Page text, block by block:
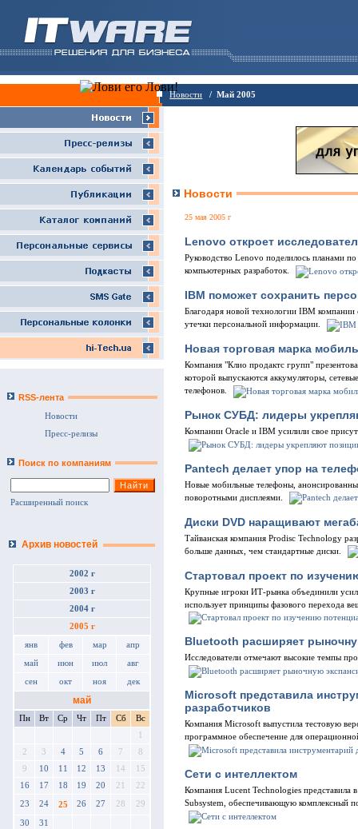
Новости / Май 2005
RSS-лента
Новости
Пресс-релизы
Поиск по компаниям
Расширенный поиск
Архив новостей
2002 г
2003 г
2004 г
2005 г
янв фев мар апр
май июн июл авг
сен окт ноя дек
май
Пн Вт Ср Чт Пт Сб
Вс
1
2
3 4 5 6 7
8
9
10 11 12 13 14
15
16
17 18 19 20 21 22
23 24 25 26 27 28 29
30 31
Новости
25 мая 2005 г
Lenovo откроет
Руководство Lenovo поделилось планами
компьютерных разработок.
IBM поможет cохранить
Благодаря новой технологии IBM компании
утечки персональной информации.
Новая торговая марка
Компания "Клио продактс групп"
которой выпускаются аккумуляторы,
телефонов.
Рынок СУБД: лидеры
Компании Oracle и IBM усилили свое
Pantech делает упор на
Новые мобильные телефоны,
поворотными дисплеями.
Диски DVD наращивают
Тайванская компания Prodisc Technology
больше данных, чем стандартные диски.
Стартовал проект по
Крупные игроки ИТ-рынка объединили
использует принципы фазового перехода
Bluetooth расширяет
Исследователи отмечают высокие темпы
Microsoft представила
разработчиков
Компания Microsoft выпустила тестовую
программное обеспечение для
Сети с интеллектом
Компания Lucent Technologies представила
Subsystem, обеспечивающую комплексный